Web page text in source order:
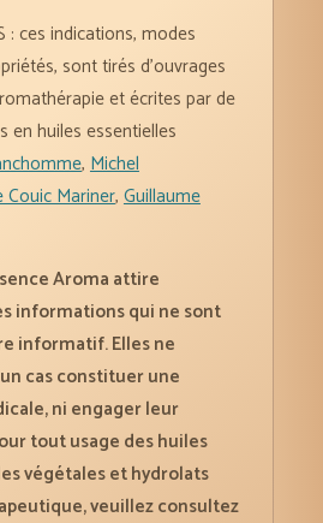
: ces indications, modes
sont tirés d’ouvrages
et écrites par de
en huiles essentielles
,Michel
Couic Mariner,Guillaume
Aroma attire
informations qui ne sont
informatif. Elles ne
cas constituer une
ni engager leur
tout usage des huiles
végétales et hydrolats
veuillez consultez